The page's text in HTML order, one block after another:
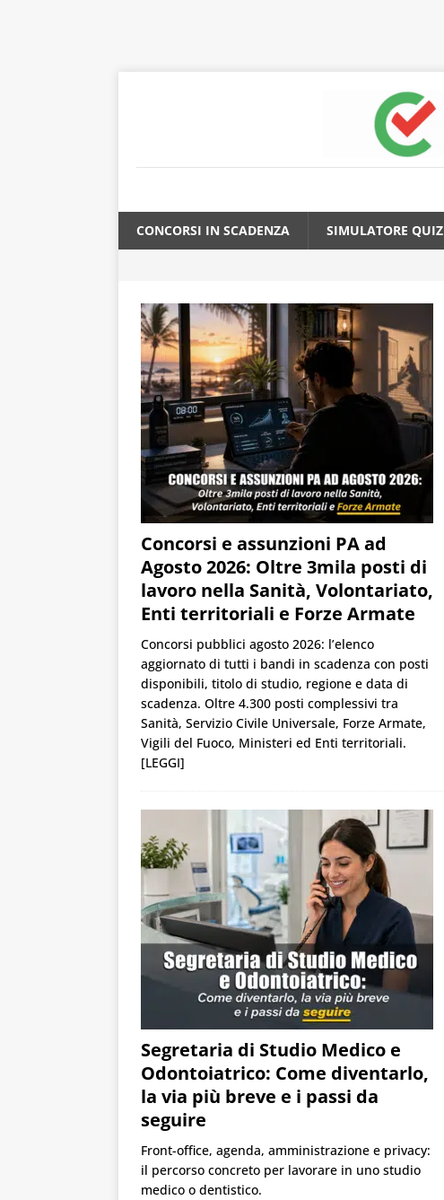
CONCORSI IN SCADENZA SIMULATORE QUIZ
Concorsi e assunzioni PA ad
Agosto 2026: Oltre 3mila posti di
lavoro nella Sanità, Volontariato,
Enti territoriali e Forze Armate
Concorsi pubblici agosto 2026: l’elenco
aggiornato di tutti i bandi in scadenza con posti
disponibili, titolo di studio, regione e data di
scadenza. Oltre 4.300 posti complessivi tra
Sanità, Servizio Civile Universale, Forze Armate,
Vigili del Fuoco, Ministeri ed Enti territoriali.
[LEGGI]
Segretaria di Studio Medico e
Odontoiatrico: Come diventarlo,
la via più breve e i passi da
seguire
Front-office, agenda, amministrazione e privacy:
il percorso concreto per lavorare in uno studio
medico o dentistico.